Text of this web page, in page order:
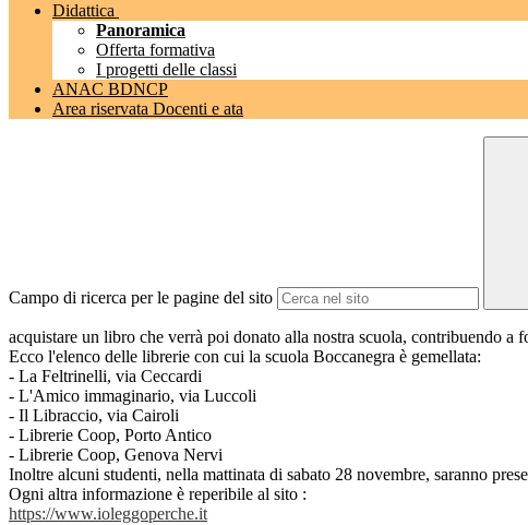
Didattica
Panoramica
Offerta formativa
I progetti delle classi
ANAC BDNCP
Area riservata Docenti e ata
Campo di ricerca per le pagine del sito
acquistare un libro che verrà poi donato alla nostra scuola, contribuendo a
Ecco l'elenco delle librerie con cui la scuola Boccanegra è gemellata:
- La Feltrinelli, via Ceccardi
- L'Amico immaginario, via Luccoli
- Il Libraccio, via Cairoli
- Librerie Coop, Porto Antico
- Librerie Coop, Genova Nervi
Inoltre alcuni studenti, nella mattinata di sabato 28 novembre, saranno
Ogni altra informazione è reperibile al sito :
https://www.ioleggoperche.it